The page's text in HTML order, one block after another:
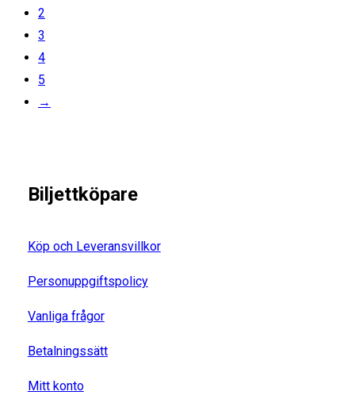
2
3
4
5
→
Biljettköpare
Köp och Leveransvillkor
Personuppgiftspolicy
Vanliga frågor
Betalningssätt
Mitt konto